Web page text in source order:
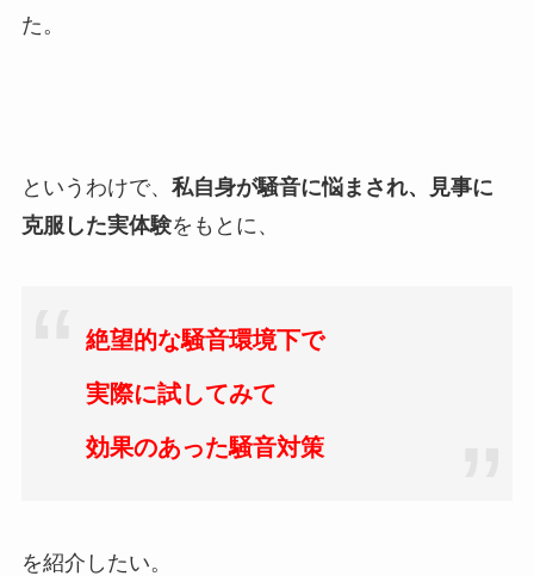
た。
というわけで、 私自身が騒音に悩まされ、見事に
克服した実体験をもとに、
絶望的な騒音環境下で
実際に試してみて
効果のあった騒音対策
を紹介したい。